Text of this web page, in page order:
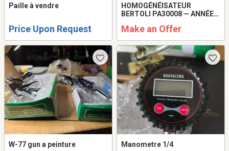
Paille à vendre
Price Upon Request
HOMOGÉNÉISATEUR
BERTOLI PA30008 — ANNÉE
Make an Offer
W-77 gun a peinture Manometre 1/4